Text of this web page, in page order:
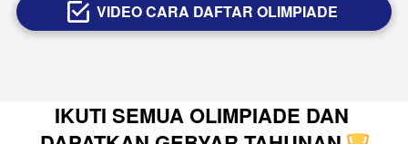
` VIDEO CARA DAFTAR OLIMPIADE
IKUTI SEMUA OLIMPIADE DAN